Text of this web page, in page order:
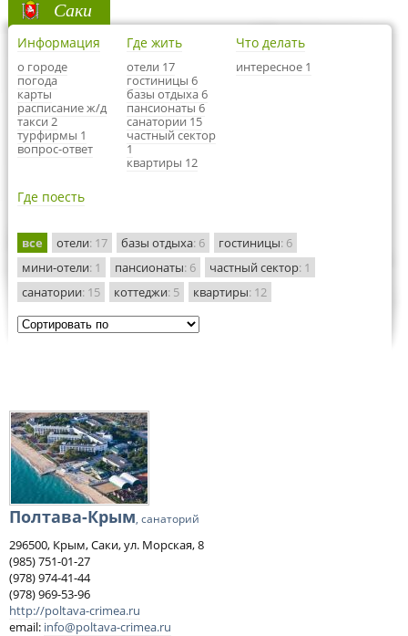
Саки
Информация
о городе
погода
карты
расписание ж/д
такси 2
турфирмы 1
вопрос-ответ
Где жить
отели 17
гостиницы 6
базы отдыха 6
пансионаты 6
санатории 15
частный сектор
1
квартиры 12
Что делать
интересное 1
Где поесть
все отели: 17 базы отдыха: 6 гостиницы: 6
мини-отели: 1 пансионаты: 6 частный сектор: 1
санатории: 15 коттеджи: 5 квартиры: 12
Полтава-Крым, санаторий
296500, Крым, Саки, ул. Морская, 8
(985) 751-01-27
(978) 974-41-44
(978) 969-53-96
http://poltava-crimea.ru
email: info@poltava-crimea.ru